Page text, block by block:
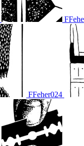
FFeher024